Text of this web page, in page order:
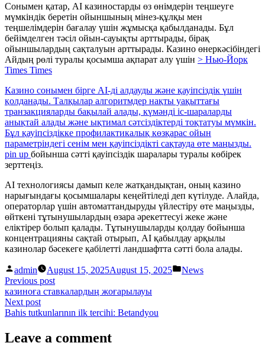
Сонымен қатар, AI казиностарды өз өнімдерін теңшеуге
мүмкіндік беретін ойыншының мінез-құлқы мен
теңшелімдерін бағалау үшін жұмысқа қабылданады. Бұл
бейімделген тәсіл ойын-сауықты арттырады, бірақ
ойыншылардың сақталуын арттырады. Казино өнеркәсібіндегі
Айдың рөлі туралы қосымша ақпарат алу үшін > Нью-Йорк
Times Times
Казино сонымен бірге AI-ді алдауды және қауіпсіздік үшін
қолданады. Талқылар алгоритмдер нақты уақыттағы
транзакцияларды бақылай алады, күмәнді іс-шараларды
анықтай алады және ықтимал сәтсіздіктерді тоқтатуы мүмкін.
Бұл қауіпсіздікке профилактикалық көзқарас ойын
параметріндегі сенім мен қауіпсіздікті сақтауда өте маңызды.
pin up бойынша сәтті қауіпсіздік шаралары туралы көбірек
зерттеңіз.
AI технологиясы дамып келе жатқандықтан, оның казино
нарығындағы қосымшалары кеңейтіледі деп күтілуде. Алайда,
операторлар үшін автоматтандыруды үйлестіру өте маңызды,
өйткені тұтынушылардың өзара әрекеттесуі жеке және
еліктірер болып қалады. Тұтынушыларды қолдау бойынша
концентрацияны сақтай отырып, AI қабылдау арқылы
казинолар бәсекеге қабілетті ландшафтта сәтті бола алады.
Posted
by
admin August 15, 2025August 15, 2025
Posted
News
Post
navigation
Previous postPrevious
post:
казиноға ставкалардың жоғарылауы
Next postNext
post:
Bahis tutkunlarının ilk tercihi: Betandyou
Leave a comment